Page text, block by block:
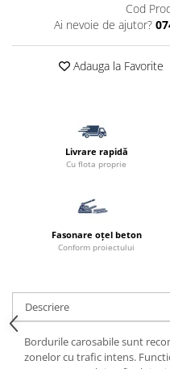
Vopsea lavabila pentru
Vopsea lavabila pentru
vopsele si lacuri
Cod
Ai nevoie de ajutor?
Adauga la Favorite
Livrare rapidă
Cu flota proprie
Fasonare oțel beton
Conform proiectului
Descriere
Bordurile carosabile sunt
zonelor cu trafic intens.